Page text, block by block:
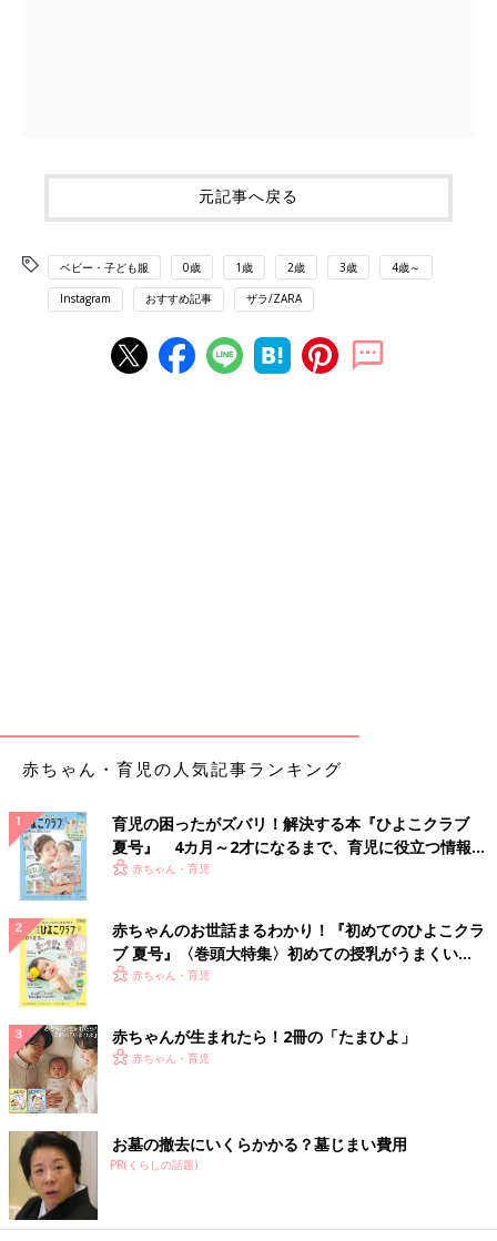
元記事へ戻る
ベビー・子ども服 0歳 1歳 2歳 3歳 4歳～
Instagram おすすめ記事 ザラ/ZARA
赤ちゃん・育児の人気記事ランキング
育児の困ったがズバリ！解決する本『ひよこクラブ
夏号』 4カ月～2才になるまで、育児に役立つ情報が
いっぱい！
赤ちゃん・育児
赤ちゃんのお世話まるわかり！『初めてのひよこクラ
ブ 夏号』〈巻頭大特集〉初めての授乳がうまくい
く！ おっぱい・ミルクの基本と夏のトラブル 解決テ
赤ちゃん・育児
赤ちゃんが生まれたら！2冊の「たまひよ」
赤ちゃん・育児
お墓の撤去にいくらかかる？墓じまい費用
PR(くらしの話題)